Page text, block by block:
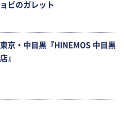
ョビのガレット
東京・中目黒『HINEMOS 中目黒
店』